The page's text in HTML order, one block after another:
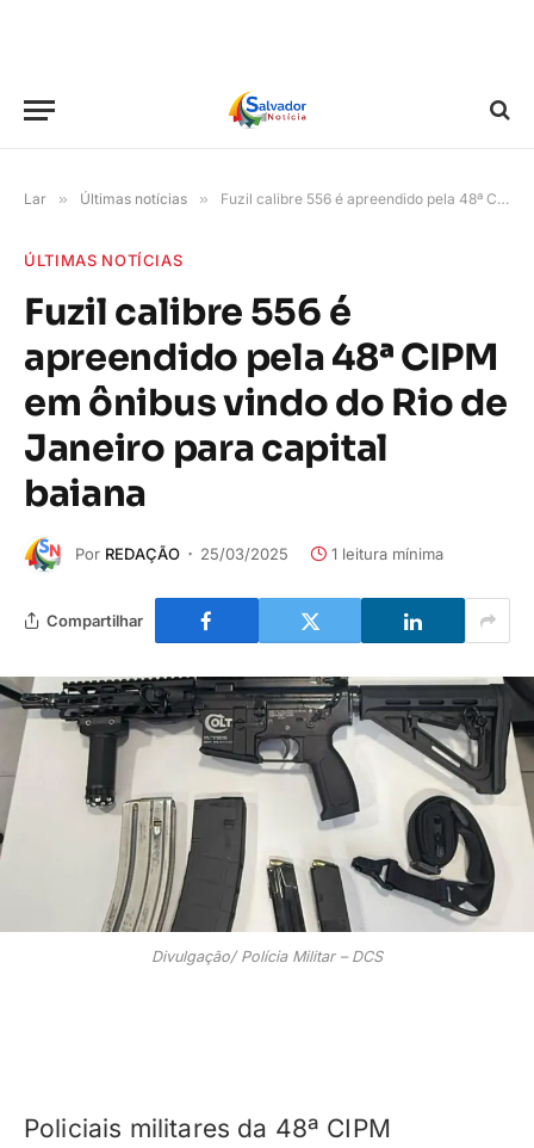
Lar » Últimas notícias » Fuzil calibre 556 é apreendido pela 48ª CIPM em ônibus vindo do Rio de Janeiro para capital baiana
ÚLTIMAS NOTÍCIAS
Fuzil calibre 556 é
apreendido pela 48ª CIPM
em ônibus vindo do Rio de
Janeiro para capital
baiana
Por REDAÇÃO 25/03/2025 1 leitura mínima
Compartilhar
Divulgação/ Polícia Militar – DCS
Policiais militares da 48ª CIPM